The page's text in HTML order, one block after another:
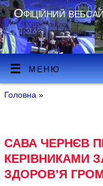
Офіційний
МЕНЮ
Головна »
САВА ЧЕРНЄВ
КЕРІВНИКАМИ
ЗДОРОВ’Я